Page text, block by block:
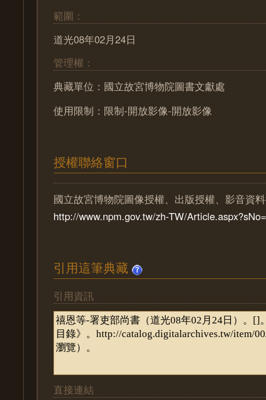
範圍：
道光08年02月24日
管理權：
典藏單位：國立故宮博物院圖書文獻處
使用限制：限制-開放影像-開放影像
授權聯絡窗口
國立故宮博物院圖像授權、出版授權、影音資
http://www.npm.gov.tw/zh-TW/
引用這筆典藏
引用資訊
直接連結